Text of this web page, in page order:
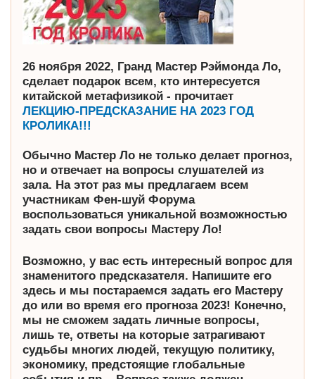
26 ноября 2022, Гранд Мастер Рэймонда Ло,
сделает подарок всем, кто интересуется
китайской метафизикой - прочитает
ЛЕКЦИЮ-ПРЕДСКАЗАНИЕ НА 2023 ГОД
КРОЛИКА!!!
Обычно Мастер Ло не только делает прогноз,
но и отвечает на вопросы слушателей из
зала. На этот раз мы предлагаем всем
участникам Фен-шуй Форума
воспользоваться уникальной возможностью
задать свои вопросы Мастеру Ло!
Возможно, у вас есть интересный вопрос для
знаменитого предсказателя. Напишите его
здесь и мы постараемся задать его Мастеру
до или во время его прогноза 2023! Конечно,
мы не сможем задать личные вопросы,
лишь те, ответы на которые затрагивают
судьбы многих людей, текущую политику,
экономику, предстоящие глобальные